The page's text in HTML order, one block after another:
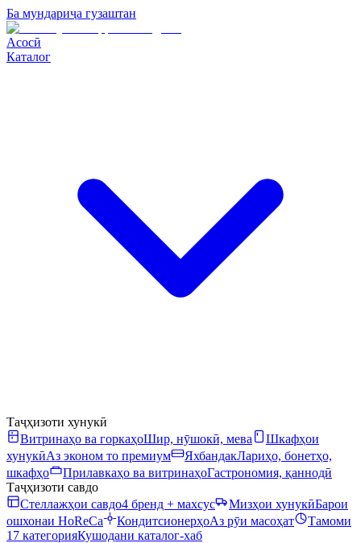
Ба мундариҷа гузаштан
Асосӣ
Каталог
Таҷҳизоти хунукӣ
Витринаҳо ва горкаҳоШир, нӯшокӣ, мева
Шкафҳои
хунукӣАз эконом то премиум ЯхбандакЛариҳо, бонетҳо,
шкафҳо
Прилавкаҳо ва витринаҳоГастрономия, қаннодӣ
Таҷҳизоти савдо
Стеллажҳои савдо4 бренд + махсус Мизҳои хунукӣБарои
ошхонаи HoReCa
КондитсионерҳоАз рӯи масоҳат
Тамоми
17 категорияКушодани каталог-хаб